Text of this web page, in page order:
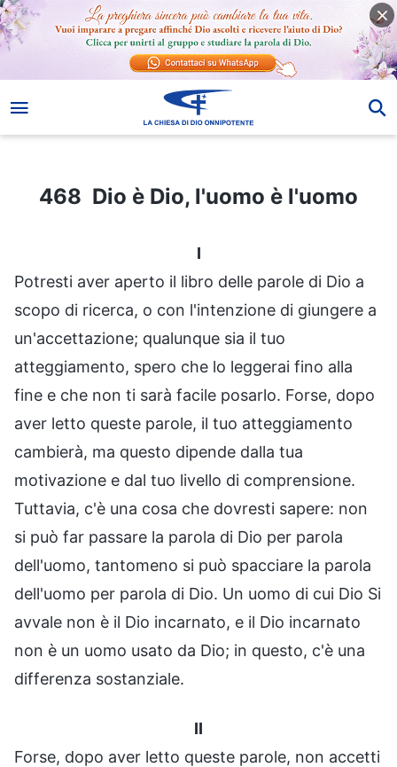
468 Dio è Dio, l'uomo è l'uomo
468 Dio è Dio, l'uomo è l'uomo
I
Potresti aver aperto il libro delle parole di Dio a
scopo di ricerca, o con l'intenzione di giungere a
un'accettazione; qualunque sia il tuo
atteggiamento, spero che lo leggerai fino alla
fine e che non ti sarà facile posarlo. Forse, dopo
aver letto queste parole, il tuo atteggiamento
cambierà, ma questo dipende dalla tua
motivazione e dal tuo livello di comprensione.
Tuttavia, c'è una cosa che dovresti sapere: non
si può far passare la parola di Dio per parola
dell'uomo, tantomeno si può spacciare la parola
dell'uomo per parola di Dio. Un uomo di cui Dio Si
avvale non è il Dio incarnato, e il Dio incarnato
non è un uomo usato da Dio; in questo, c'è una
differenza sostanziale.
II
Forse, dopo aver letto queste parole, non accetti